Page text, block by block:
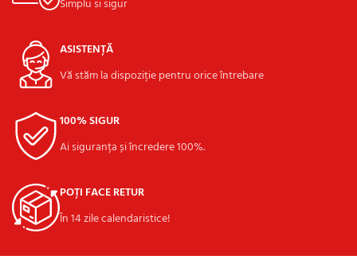
Simplu si sigur
ASISTENȚĂ
Vă stăm la dispoziție pentru orice întrebare
100% SIGUR
Ai siguranța și încredere 100%.
POȚI FACE RETUR
În 14 zile calendaristice!